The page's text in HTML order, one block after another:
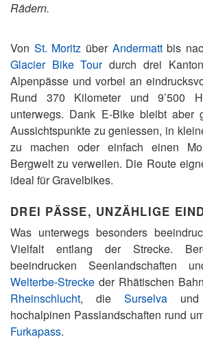
Rädern.
Von St. Moritz über Andermattbis
Glacier Bike Tourdurch drei
Alpenpässe und vorbei an
Rund 370 Kilometer und 9’500
unterwegs. Dank E-Bike bleibt aber
Aussichtspunkte zu geniessen, in
zu machen oder einfach einen
Bergwelt zu verweilen. Die Route
ideal für Gravelbikes.
DREI PÄSSE, UNZÄHLIGE
Was unterwegs besonders
Vielfalt entlang der Strecke.
beeindrucken Seenlandschaften
Welterbe-Strecke der Rhätischen
Rheinschlucht, die Surselva und
hochalpinen Passlandschaften rund
Furkapass.